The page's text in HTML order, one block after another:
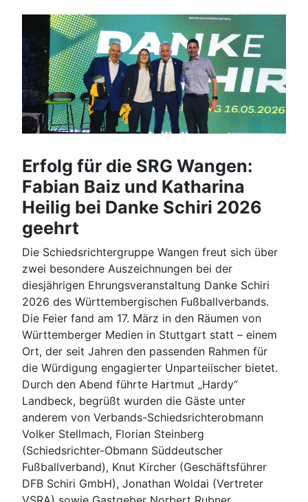
Erfolg für die SRG Wangen:
Fabian Baiz und Katharina
Heilig bei Danke Schiri 2026
geehrt
Die Schiedsrichtergruppe Wangen freut sich über
zwei besondere Auszeichnungen bei der
diesjährigen Ehrungsveranstaltung Danke Schiri
2026 des Württembergischen Fußballverbands.
Die Feier fand am 17. März in den Räumen von
Württemberger Medien in Stuttgart statt – einem
Ort, der seit Jahren den passenden Rahmen für
die Würdigung engagierter Unparteiischer bietet.
Durch den Abend führte Hartmut „Hardy“
Landbeck, begrüßt wurden die Gäste unter
anderem von Verbands-Schiedsrichterobmann
Volker Stellmach, Florian Steinberg
(Schiedsrichter-Obmann Süddeutscher
Fußballverband), Knut Kircher (Geschäftsführer
DFB Schiri GmbH), Jonathan Woldai (Vertreter